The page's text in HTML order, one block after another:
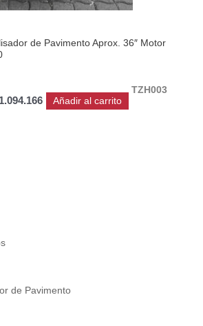
de Pavimento
de Pavimento Aprox. 36″ Motor
TZH003
Añadir al carrito